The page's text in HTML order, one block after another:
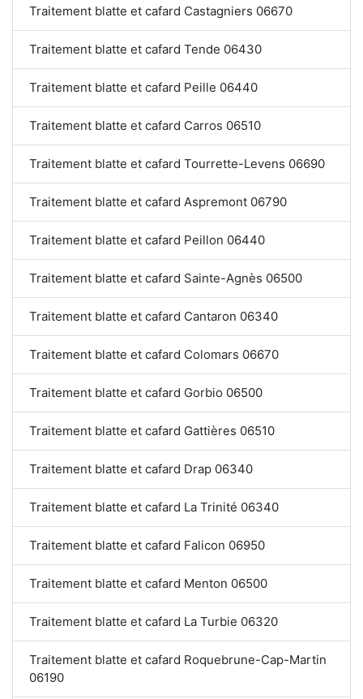
Traitement blatte et cafard Castagniers 06670
Traitement blatte et cafard Tende 06430
Traitement blatte et cafard Peille 06440
Traitement blatte et cafard Carros 06510
Traitement blatte et cafard Tourrette-Levens 06690
Traitement blatte et cafard Aspremont 06790
Traitement blatte et cafard Peillon 06440
Traitement blatte et cafard Sainte-Agnès 06500
Traitement blatte et cafard Cantaron 06340
Traitement blatte et cafard Colomars 06670
Traitement blatte et cafard Gorbio 06500
Traitement blatte et cafard Gattières 06510
Traitement blatte et cafard Drap 06340
Traitement blatte et cafard La Trinité 06340
Traitement blatte et cafard Falicon 06950
Traitement blatte et cafard Menton 06500
Traitement blatte et cafard La Turbie 06320
Traitement blatte et cafard Roquebrune-Cap-Martin
06190